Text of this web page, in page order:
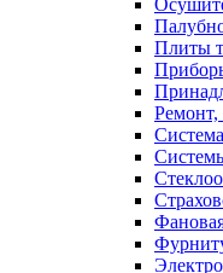
Плиты
Ремонт,